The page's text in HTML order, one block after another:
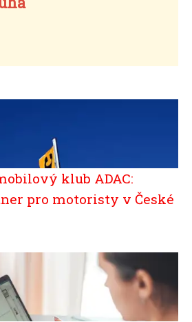
klub ADAC:
pro motoristy v České